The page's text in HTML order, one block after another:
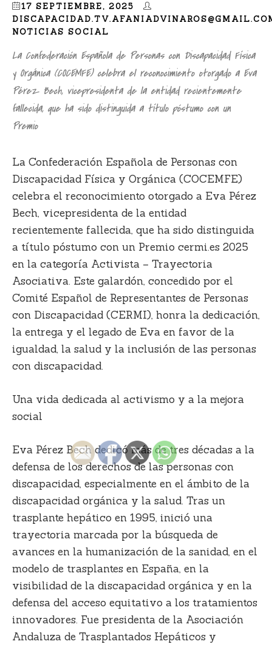
17 SEPTIEMBRE, 2025
NOTICIAS SOCIAL
La Confederación Española de Personas con Discapacidad Física
y Orgánica (COCEMFE) celebra el reconocimiento otorgado a Eva
Pérez Bech, vicepresidenta de la entidad recientemente
fallecida, que ha sido distinguida a título póstumo con un
Premio
La Confederación Española de Personas con
Discapacidad Física y Orgánica (COCEMFE)
celebra el reconocimiento otorgado a Eva Pérez
Bech, vicepresidenta de la entidad
recientemente fallecida, que ha sido distinguida
a título póstumo con un Premio cermi.es 2025
en la categoría Activista – Trayectoria
Asociativa. Este galardón, concedido por el
Comité Español de Representantes de Personas
con Discapacidad (CERMI), honra la dedicación,
la entrega y el legado de Eva en favor de la
igualdad, la salud y la inclusión de las personas
con discapacidad.
Una vida dedicada al activismo y a la mejora
social
Eva Pérez Bech dedicó más de tres décadas a la
defensa de los derechos de las personas con
discapacidad, especialmente en el ámbito de la
discapacidad orgánica y la salud. Tras un
trasplante hepático en 1995, inició una
trayectoria marcada por la búsqueda de
avances en la humanización de la sanidad, en el
modelo de trasplantes en España, en la
visibilidad de la discapacidad orgánica y en la
defensa del acceso equitativo a los tratamientos
innovadores. Fue presidenta de la Asociación
Andaluza de Trasplantados Hepáticos y